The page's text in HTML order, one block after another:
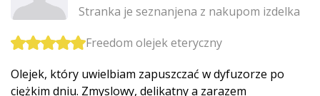
Stranka je seznanjena z nakupom izdelka
Freedom olejek eteryczny
Olejek, który uwielbiam zapuszczać w dyfuzorze po
ciężkim dniu. Zmyslowy, delikatny a zarazem